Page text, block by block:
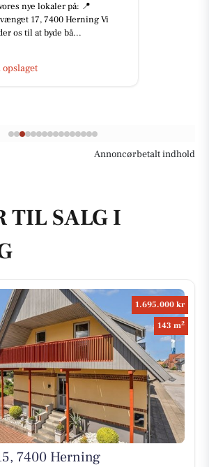
med jeres nye cykler! 🚀
nu er der masser af gode
at finde i butikken og...
opslaget
Annoncørbetalt indhold
TIL SALG I
1.695.000 kr
143 m2
7400 Herning